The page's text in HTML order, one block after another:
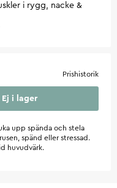
i rygg, nacke &
Prishistorik
Ej i lager
upp spända och stela
spänd eller stressad.
huvudvärk.